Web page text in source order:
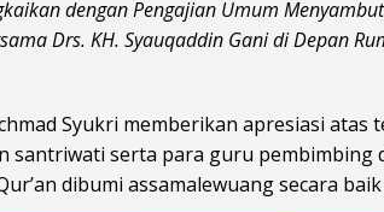
dengan Pengajian Umum
Drs. KH. Syauqaddin Gani di Depan
Syukri memberikan apresiasi atas
santriwati serta para guru pembimbing
dibumi assamalewuang secara